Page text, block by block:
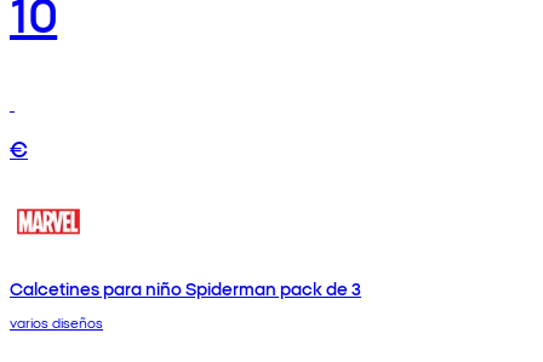
€
Calcetines para niño Spiderman pack de 3
varios diseños